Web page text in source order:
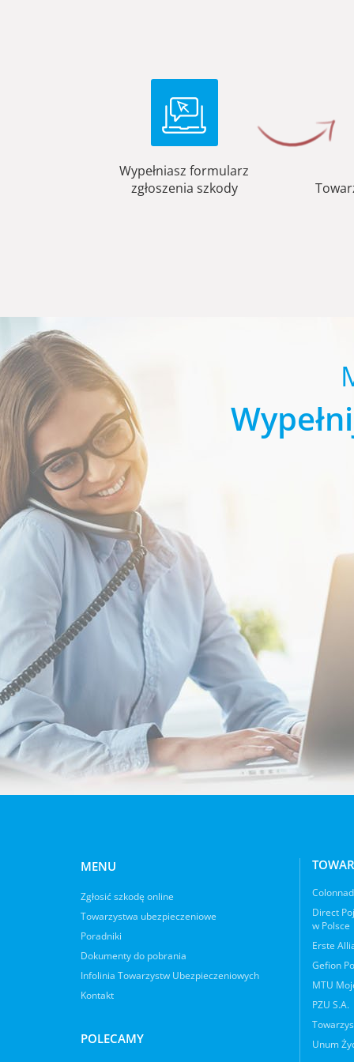
Wypełniasz formularz
zgłoszenia szkody
MENU
Zgłosić szkodę online
Towarzystwa ubezpieczeniowe
Poradniki
Dokumenty do pobrania
Infolinia Towarzystw Ubezpieczeniowych
Kontakt
POLECAMY
Direct
w Polsce
Erste
Gefion
MTU
PZU S.A.
Unum